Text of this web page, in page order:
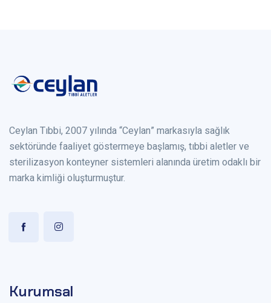
Ceylan Tıbbi, 2007 yılında “Ceylan” markasıyla sağlık
sektöründe faaliyet göstermeye başlamış, tıbbi aletler ve
sterilizasyon konteyner sistemleri alanında üretim odaklı bir
marka kimliği oluşturmuştur.
Kurumsal